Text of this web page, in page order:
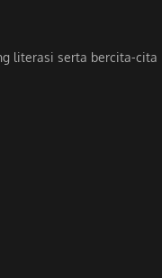
literasi serta bercita-cita